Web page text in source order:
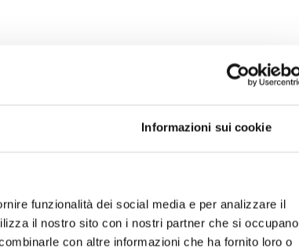
Informazioni sui cookie
funzionalità dei social media e per analizzare il
il nostro sito con i nostri partner che si occupano
con altre informazioni che ha fornito loro o